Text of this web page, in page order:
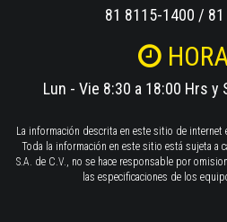
81 8115-1400 /
Lun - Vie 8:30 a 18:00 Hrs y
La información descrita en este sitio de
Toda la información en este sitio está sujeta a
S.A. de C.V., no se hace responsable por
las especificaciones de los